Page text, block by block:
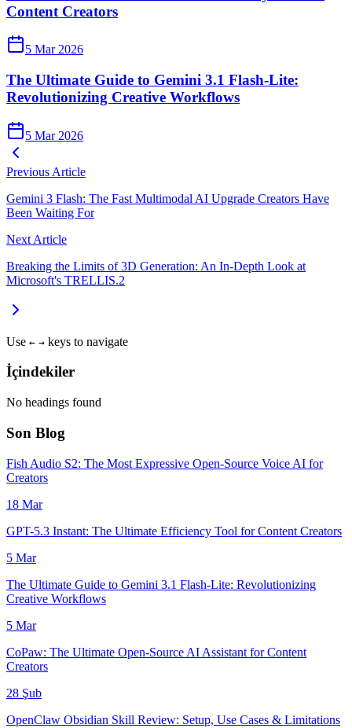
Content Creators
5 Mar 2026
The Ultimate Guide to Gemini 3.1 Flash-Lite:
Revolutionizing Creative Workflows
5 Mar 2026
Previous Article
Gemini 3 Flash: The Fast Multimodal AI Upgrade Creators Have
Been Waiting For
Next Article
Breaking the Limits of 3D Generation: An In-Depth Look at
Microsoft's TRELLIS.2
Use ← → keys to navigate
İçindekiler
No headings found
Son Blog
Fish Audio S2: The Most Expressive Open-Source Voice AI for
Creators
18 Mar
GPT-5.3 Instant: The Ultimate Efficiency Tool for Content Creators
5 Mar
The Ultimate Guide to Gemini 3.1 Flash-Lite: Revolutionizing
Creative Workflows
5 Mar
CoPaw: The Ultimate Open-Source AI Assistant for Content
Creators
28 Şub
OpenClaw Obsidian Skill Review: Setup, Use Cases & Limitations